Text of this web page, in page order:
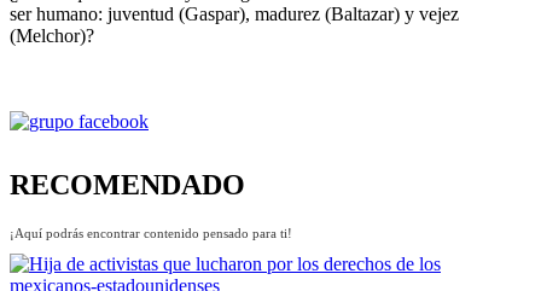
ser humano: juventud (Gaspar), madurez (Baltazar) y vejez
(Melchor)?
RECOMENDADO
¡Aquí podrás encontrar contenido pensado para ti!